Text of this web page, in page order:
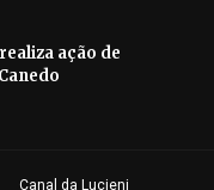
ação de
Canal da Lucieni